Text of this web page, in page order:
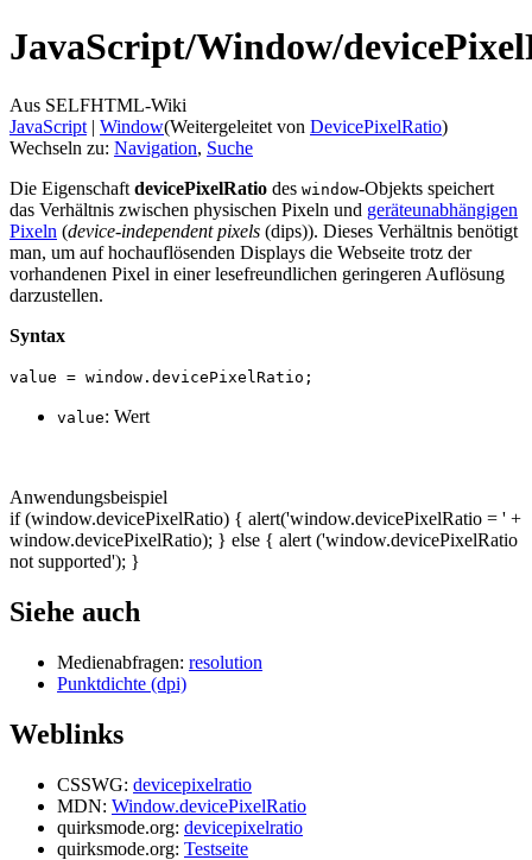
JavaScript/Window/
Aus SELFHTML-Wiki
JavaScript ‎ | Window(Weitergeleitet von DevicePixelRatio)
Wechseln zu: Navigation, Suche
Die Eigenschaft devicePixelRatio des window-Objekts speichert
das Verhältnis zwischen physischen Pixeln und geräteunabhängigen
Pixeln (device-independent pixels (dips)). Dieses Verhältnis benötigt
man, um auf hochauflösenden Displays die Webseite trotz der
vorhandenen Pixel in einer lesefreundlichen geringeren Auflösung
darzustellen.
Syntax
value = window.devicePixelRatio;
value: Wert
Anwendungsbeispiel
if (window.devicePixelRatio) { alert('window.devicePixelRatio = ' +
window.devicePixelRatio); } else { alert ('window.devicePixelRatio
not supported'); }
Siehe auch
Medienabfragen: resolution
Punktdichte (dpi)
Weblinks
CSSWG: devicepixelratio
MDN: Window.devicePixelRatio
quirksmode.org: devicepixelratio
quirksmode.org: Testseite